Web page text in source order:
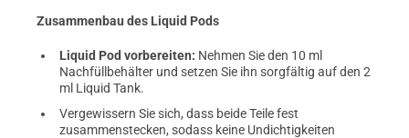
Zusammenbau des Liquid Pods
Liquid Pod vorbereiten: Nehmen Sie den 10 ml
Nachfüllbehälter und setzen Sie ihn sorgfältig auf den 2
ml Liquid Tank.
Vergewissern Sie sich, dass beide Teile fest
zusammenstecken, sodass keine Undichtigkeiten